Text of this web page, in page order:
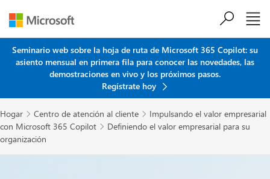
Seminario web sobre la hoja de ruta de Microsoft 365 Copilot: su
asiento mensual en primera fila para conocer las novedades, las
demostraciones en vivo y los próximos pasos.
Regístrate hoy
Hogar  Centro de atención al cliente 
Impulsando el valor empresarial
con Microsoft 365 Copilot

Definiendo el valor empresarial para su
organización